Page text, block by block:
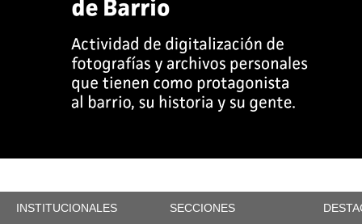
INSTITUCIONALES SECCIONES